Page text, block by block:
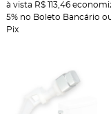
à vista R$ 113,46
5% no Boleto Bancário
Pix